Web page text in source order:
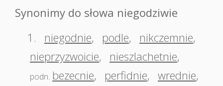
Synonimy do słowa niegodziwie
1.
niegodnie, podle, nikczemnie,
nieprzyzwoicie, nieszlachetnie,
podn. bezecnie, perfidnie, wrednie,